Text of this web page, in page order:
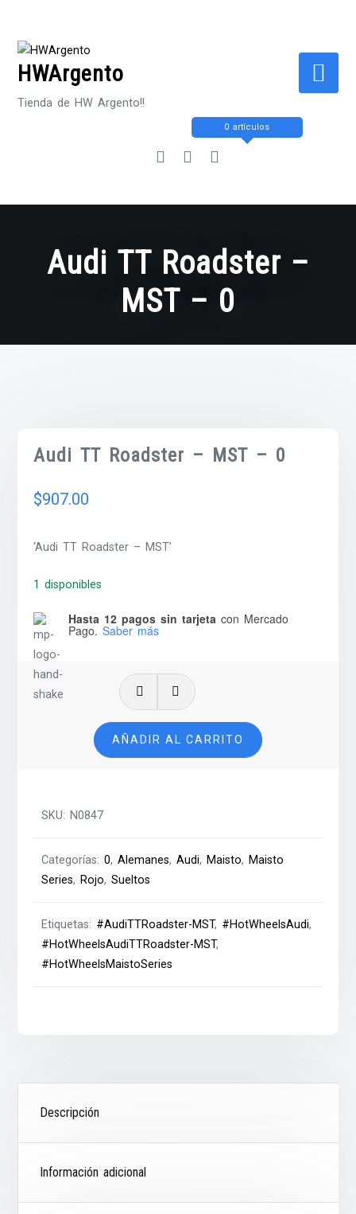
contenido
HWArgento
Tienda de HW Argento!!
0 artículos
Audi TT Roadster –
MST – 0
Audi TT Roadster – MST – 0
$907.00
‘Audi TT Roadster – MST’
1 disponibles
Hasta 12 pagos sin tarjeta con Mercado
Pago. Saber más
Roadster
-
MST
AÑADIR AL CARRITO
SKU: N0847
Categorías:0,Alemanes,Audi, Maisto, Maisto
Series, Rojo,Sueltos
Etiquetas: #AudiTTRoadster-MST, #HotWheelsAudi,
#HotWheelsAudiTTRoadster-MST,
#HotWheelsMaistoSeries
Descripción
Información adicional